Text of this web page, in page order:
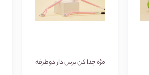
مژه جدا کن برس دار دوطرفه